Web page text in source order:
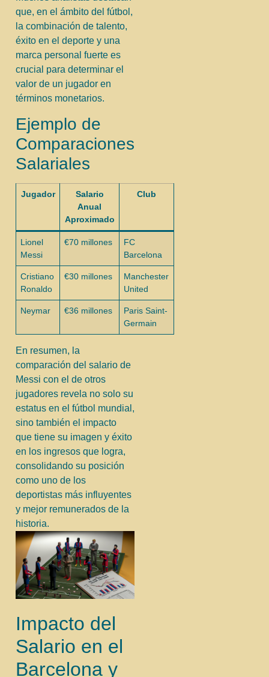
que, en el ámbito del fútbol,
la combinación de talento,
éxito en el deporte y una
marca personal fuerte es
crucial para determinar el
valor de un jugador en
términos monetarios.
Ejemplo de
Comparaciones
Salariales
Jugador
Salario
Anual
Aproximado
Club
Lionel
Messi
€70 millones
FC
Barcelona
Cristiano
Ronaldo
€30 millones
Manchester
United
Neymar €36 millones
Paris Saint-
Germain
En resumen, la
comparación del salario de
Messi con el de otros
jugadores revela no solo su
estatus en el fútbol mundial,
sino también el impacto
que tiene su imagen y éxito
en los ingresos que logra,
consolidando su posición
como uno de los
deportistas más influyentes
y mejor remunerados de la
historia.
Impacto del
Salario en el
Barcelona y